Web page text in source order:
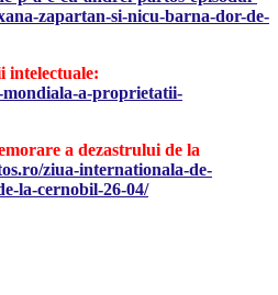
zapartan-si-nicu-barna-dor-de-
intelectuale:
a-proprietatii-
a dezastrului de la
ziua-internationala-de-
la-cernobil-26-04/